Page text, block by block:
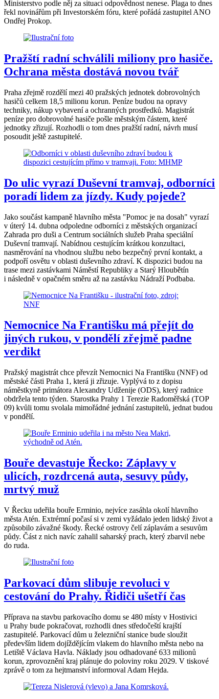
Ministerstvo podle něj za situaci odpovědnost nenese. Plaga to dnes
řekl novinářům při Investorském fóru, které pořádá zastupitel ANO
Ondřej Prokop.
Pražští radní schválili miliony pro hasiče.
Ochrana města dostává novou tvář
Praha zřejmě rozdělí mezi 40 pražských jednotek dobrovolných
hasičů celkem 18,5 milionu korun. Peníze budou na opravy
techniky, nákup vybavení a ochranných prostředků. Magistrát
peníze pro dobrovolné hasiče pošle městským částem, které
jednotky zřizují. Rozhodli o tom dnes pražští radní, návrh musí
posoudit ještě zastupitelé.
Do ulic vyrazí Duševní tramvaj, odborníci
poradí lidem za jízdy. Kudy pojede?
Jako součást kampaně hlavního města "Pomoc je na dosah" vyrazí
v úterý 14. dubna odpoledne odborníci z městských organizací
Zahrada pro duši a Centrum sociálních služeb Praha speciální
Duševní tramvají. Nabídnou cestujícím krátkou konzultaci,
nasměrování na vhodnou službu nebo bezpečný první kontakt, a
podpoří osvětu v oblasti duševního zdraví. K dispozici budou na
trase mezi zastávkami Náměstí Republiky a Starý Hloubětín
i následně v opačném směru až na zastávku Nádraží Podbaba.
Nemocnice Na Františku má přejít do
jiných rukou, v pondělí zřejmě padne
verdikt
Pražský magistrát chce převzít Nemocnici Na Františku (NNF) od
městské části Praha 1, která ji zřizuje. Vyplývá to z dopisu
náměstkyně primátora Alexandry Udženije (ODS), který radnice
obdržela tento týden. Starostka Prahy 1 Terezie Radoměřská (TOP
09) kvůli tomu svolala mimořádné jednání zastupitelů, jednat budou
v pondělí.
Bouře devastuje Řecko: Záplavy v
ulicích, rozdrcená auta, sesuvy půdy,
mrtvý muž
V Řecku udeřila bouře Erminio, nejvíce zasáhla okolí hlavního
města Atén. Extrémní počasí si v zemi vyžádalo jeden lidský život a
způsobilo závažné škody. Řecké ostrovy čelí záplavám a sesuvům
půdy. Část z nich navíc zahalil saharský prach, který zbarvil nebe
do ruda.
Parkovací dům slibuje revoluci v
cestování do Prahy. Řidiči ušetří čas
Příprava na stavbu parkovacího domu se 480 místy v Hostivici
u Prahy bude pokračovat, rozhodli dnes středočeští krajští
zastupitelé. Parkovací dům u železniční stanice bude sloužit
především lidem dojíždějícím vlakem do hlavního města nebo na
Letiště Václava Havla. Náklady jsou odhadované 633 milionů
korun, zprovoznění kraj plánuje do poloviny roku 2029. V tiskové
zprávě o tom za hejtmanství informoval Adam Hejda.